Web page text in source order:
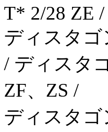
T* 2/28 ZE /
ディスタゴ
/ ディスタ
ZF、ZS /
ディスタゴ